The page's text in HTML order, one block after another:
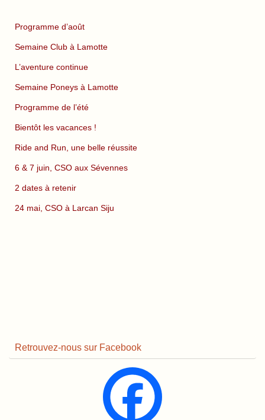
Programme d’août
Semaine Club à Lamotte
L’aventure continue
Semaine Poneys à Lamotte
Programme de l’été
Bientôt les vacances !
Ride and Run, une belle réussite
6 & 7 juin, CSO aux Sévennes
2 dates à retenir
24 mai, CSO à Larcan Siju
Retrouvez-nous sur Facebook